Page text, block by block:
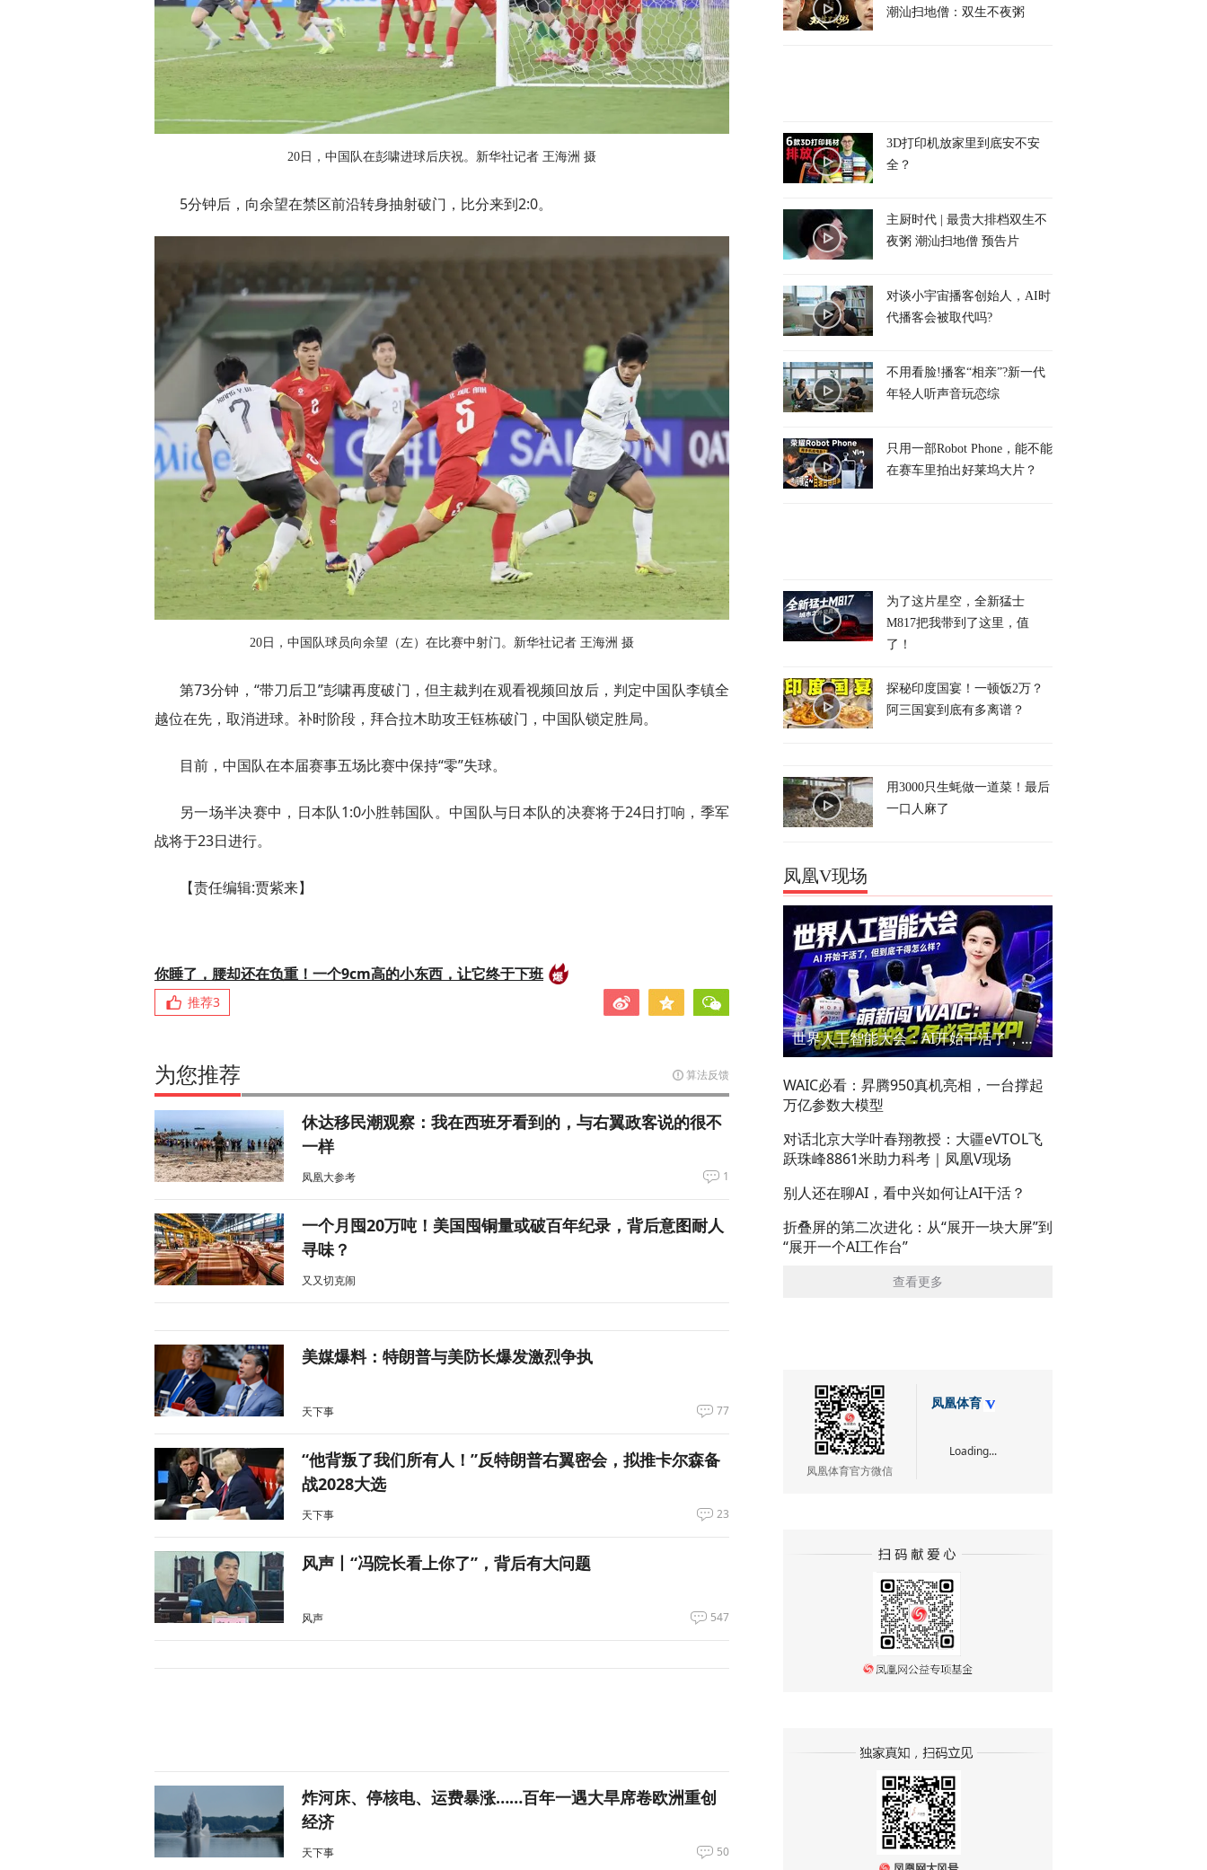
20日，中国队在彭啸进球后庆祝。新华社记者 王海洲 摄
5分钟后，向余望在禁区前沿转身抽射破门，比分来到2:0。
20日，中国队球员向余望（左）在比赛中射门。新华社记者 王海洲 摄
第73分钟，“带刀后卫”彭啸再度破门，但主裁判在观看视频回放后，判定中国队李镇全
越位在先，取消进球。补时阶段，拜合拉木助攻王钰栋破门，中国队锁定胜局。
目前，中国队在本届赛事五场比赛中保持“零”失球。
另一场半决赛中，日本队1:0小胜韩国队。中国队与日本队的决赛将于24日打响，季军
战将于23日进行。
【责任编辑:贾紫来】
你睡了，腰却还在负重！一个9cm高的小东西，让它终于下班
推荐3
为您推荐 算法反馈
休达移民潮观察：我在西班牙看到的，与右翼政客说的很不
一样
凤凰大参考 1
一个月囤20万吨！美国囤铜量或破百年纪录，背后意图耐人
寻味？
又又切克闹
美媒爆料：特朗普与美防长爆发激烈争执
天下事 77
“他背叛了我们所有人！”反特朗普右翼密会，拟推卡尔森备
战2028大选
天下事 23
风声丨“冯院长看上你了”，背后有大问题
风声 547
炸河床、停核电、运费暴涨……百年一遇大旱席卷欧洲重创
经济
天下事 50
潮汕扫地僧：双生不夜粥
3D打印机放家里到底安不安
全？
主厨时代 | 最贵大排档双生不
夜粥 潮汕扫地僧 预告片
对谈小宇宙播客创始人，AI时
代播客会被取代吗?
不用看脸!播客“相亲”?新一代
年轻人听声音玩恋综
只用一部Robot Phone，能不能
在赛车里拍出好莱坞大片？
为了这片星空，全新猛士
M817把我带到了这里，值
了！
探秘印度国宴！一顿饭2万？
阿三国宴到底有多离谱？
用3000只生蚝做一道菜！最后
一口人麻了
凤凰V现场
世界人工智能大会：AI开始干活了，但到底干的怎么样？萌新闯WAIC
WAIC必看：昇腾950真机亮相，一台撑起
万亿参数大模型
对话北京大学叶春翔教授：大疆eVTOL飞
跃珠峰8861米助力科考｜凤凰V现场
别人还在聊AI，看中兴如何让AI干活？
折叠屏的第二次进化：从“展开一块大屏”到
“展开一个AI工作台”
查看更多
凤凰体育官方微信
凤凰体育
Loading...